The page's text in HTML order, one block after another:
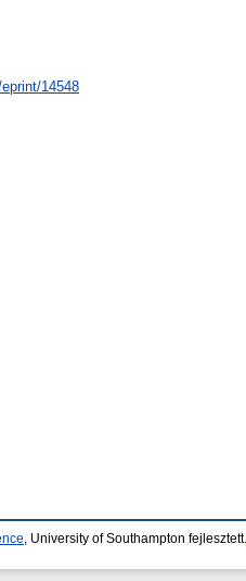
14548
, University of Southampton fejlesztett.